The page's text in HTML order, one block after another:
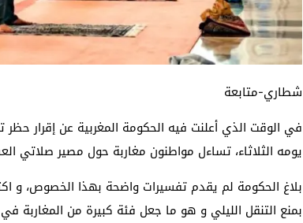
شطاري-متابعة
يومه الثلاثاء، تساءل مواطنون مغاربة حول مصير صلاتي
بلاغ الحكومة لم يقدم تفسيرات واضحة بهذا الخصوص، و
بمنع التنقل الليلي و هو ما جعل فئة كبيرة من